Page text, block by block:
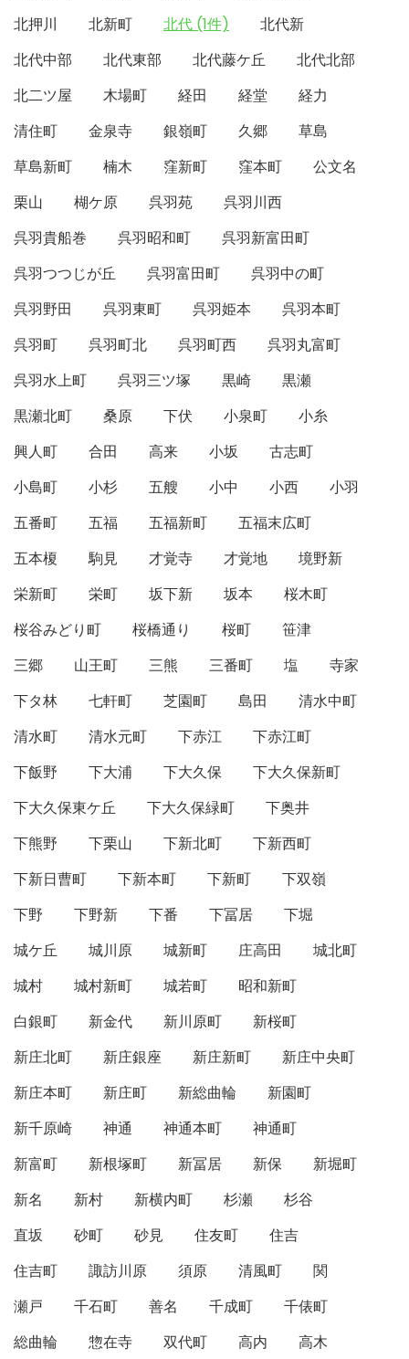
北押川
北新町 北代 (1件)
北代新
北代中部
北代東部 北代藤ケ丘
北代北部
北二ツ屋
木場町 経田 経堂
経力
清住町
金泉寺 銀嶺町 久郷
草島
草島新町
楠木 窪新町 窪本町
公文名
栗山
楜ケ原 呉羽苑
呉羽川西
呉羽貴船巻
呉羽昭和町
呉羽新富田町
呉羽つつじが丘
呉羽富田町
呉羽中の町
呉羽野田
呉羽東町 呉羽姫本
呉羽本町
呉羽町
呉羽町北 呉羽町西
呉羽丸富町
呉羽水上町
呉羽三ツ塚 黒崎
黒瀬
黒瀬北町
桑原 下伏 小泉町
小糸
興人町
合田 高来 小坂
古志町
小島町
小杉 五艘 小中 小西
小羽
五番町
五福 五福新町
五福末広町
五本榎
駒見 才覚寺 才覚地
境野新
栄新町
栄町 坂下新 坂本
桜木町
桜谷みどり町
桜橋通り 桜町
笹津
三郷
山王町 三熊 三番町 塩
寺家
下タ林
七軒町 芝園町 島田
清水中町
清水町
清水元町 下赤江
下赤江町
下飯野
下大浦 下大久保
下大久保新町
下大久保東ケ丘
下大久保緑町
下奥井
下熊野
下栗山 下新北町
下新西町
下新日曹町
下新本町 下新町
下双嶺
下野
下野新 下番 下冨居
下堀
城ケ丘
城川原 城新町 庄高田
城北町
城村
城村新町 城若町
昭和新町
白銀町
新金代 新川原町
新桜町
新庄北町
新庄銀座 新庄新町
新庄中央町
新庄本町
新庄町 新総曲輪
新園町
新千原崎
神通 神通本町
神通町
新富町
新根塚町 新冨居 新保
新堀町
新名
新村 新横内町 杉瀬
杉谷
直坂
砂町 砂見 住友町
住吉
住吉町
諏訪川原 須原 清風町
関
瀬戸
千石町 善名 千成町
千俵町
総曲輪
惣在寺 双代町 高内
高木